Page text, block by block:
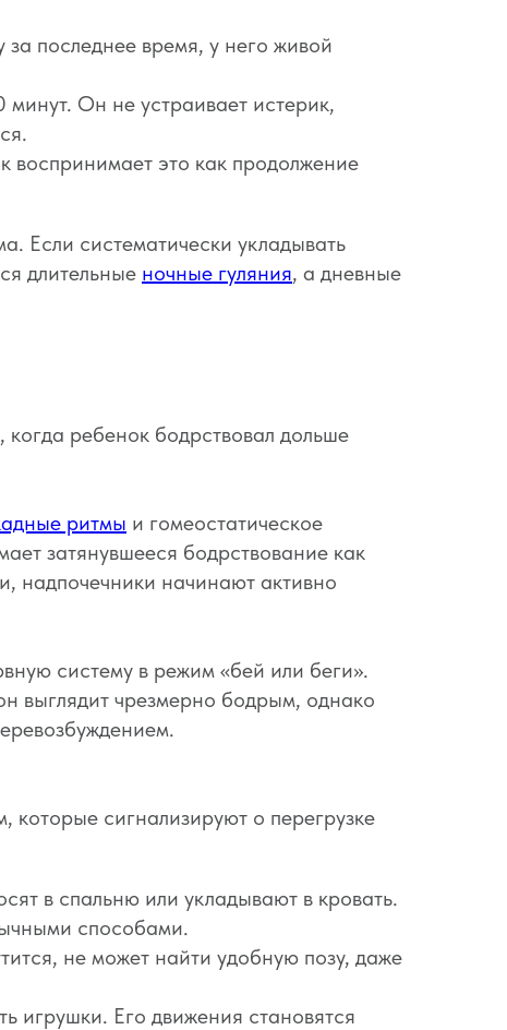
за последнее время, у него живой
Он не устраивает истерик,
воспринимает это как продолжение
Если систематически укладывать
длительные ночные гуляния, а дневные
ребенок бодрствовал дольше
ритмы и гомеостатическое
затянувшееся бодрствование как
надпочечники начинают активно
систему в режим «бей или беги».
выглядит чрезмерно бодрым, однако
сигнализируют о перегрузке
в спальню или укладывают в кровать.
способами.
не может найти удобную позу, даже
игрушки. Его движения становятся